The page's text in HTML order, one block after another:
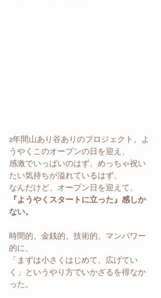
2年間山あり谷ありのプロジェクト。よ
うやくこのオープンの日を迎え、
感激でいっぱいのはず、めっちゃ祝い
たい気持ちが溢れているはず、
なんだけど、オープン日を迎えて、
『ようやくスタートに立った』感しか
ない。
時間的、金銭的、技術的、マンパワー
的に、
「まずは小さくはじめて、広げてい
く」というやり方でいかざるを得なか
った。